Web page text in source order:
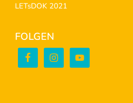
LETsDOK 2021
FOLGEN